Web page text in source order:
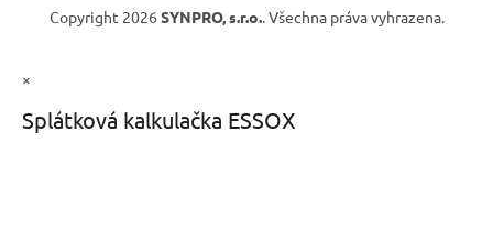
Copyright 2026 SYNPRO, s.r.o.. Všechna práva vyhrazena.
×
Splátková kalkulačka ESSOX